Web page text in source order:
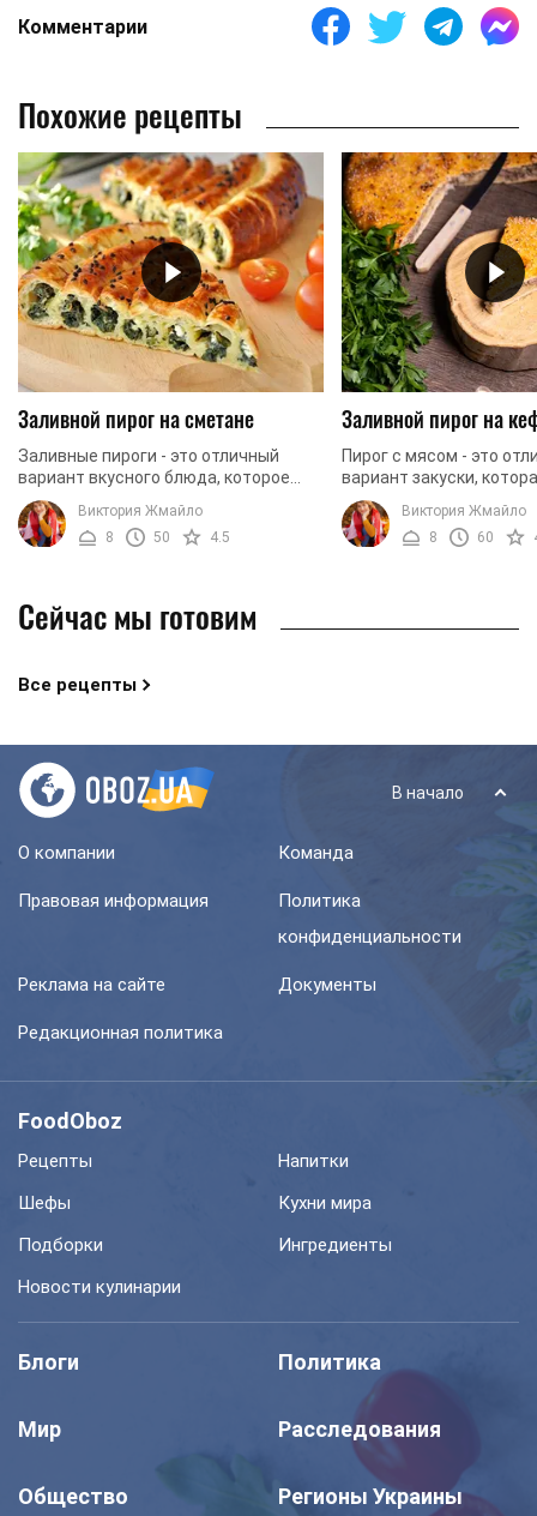
Комментарии
Похожие рецепты
Заливной пирог на сметане
Заливные пироги - это отличный
вариант вкусного блюда, которое
готовится очень быстро, но при
правильном приготовлении
получается очень вкусным и ...
Виктория Жмайло
8
50 4.5
Заливной пирог на
Пирог с мясом - это
вариант закуски,
питательной, вкусной,
быстрой в
поэтому вы легко ...
Виктория Жмайло
8
60
Сейчас мы готовим
Все рецепты
В начало
О компании Команда
Правовая информация
Политика
конфиденциальности
Реклама на сайте Документы
Редакционная политика
FoodOboz
Рецепты
Напитки
Шефы
Кухни мира
Подборки
Ингредиенты
Новости кулинарии
Блоги Политика
Мир Расследования
Общество Регионы Украины